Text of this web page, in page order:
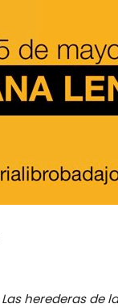
Las herederas de